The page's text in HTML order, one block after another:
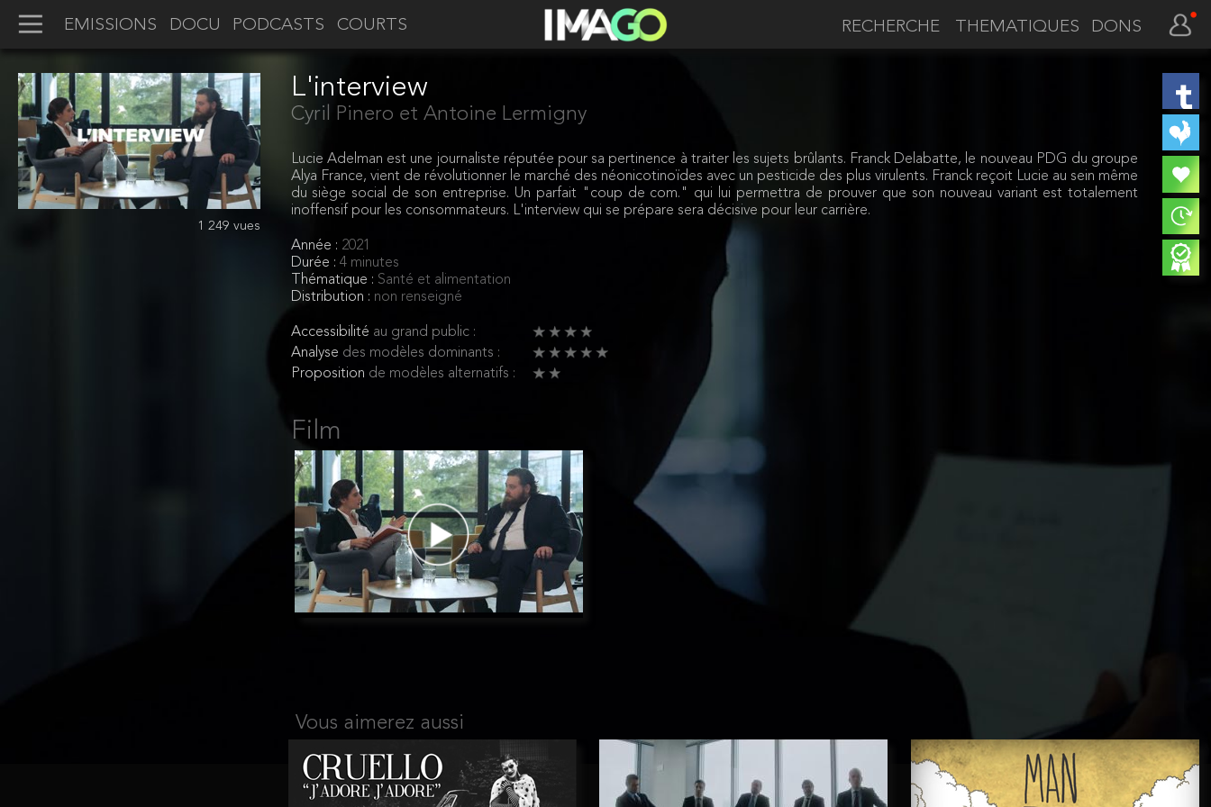
EMISSIONS DOCU PODCASTS COURTS THEMATIQUES DONS
1 249 vues
L'interview
Cyril Pinero et Antoine Lermigny
Lucie Adelman est une journaliste réputée pour sa pertinence à traiter les sujets brûlants. Franck Delabatte, le nouveau PDG du groupe
Alya France, vient de révolutionner le marché des néonicotinoïdes avec un pesticide des plus virulents. Franck reçoit Lucie au sein même
du siège social de son entreprise. Un parfait "coup de com." qui lui permettra de prouver que son nouveau variant est totalement
inoffensif pour les consommateurs. L'interview qui se prépare sera décisive pour leur carrière.
Année : 2021
Durée : 4 minutes
Thématique : Santé et alimentation
Distribution : non renseigné
Accessibilité au grand public :
Analyse des modèles dominants :
Proposition de modèles alternatifs :
Film
Vous aimerez aussi